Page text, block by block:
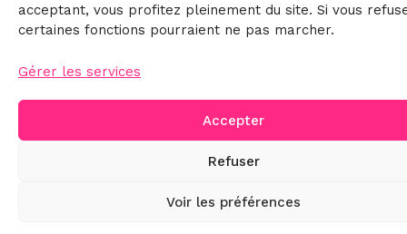
acceptant, vous profitez pleinement du site. Si vous
certaines fonctions pourraient ne pas marcher.
Gérer les services
Accepter
Refuser
Voir les préférences